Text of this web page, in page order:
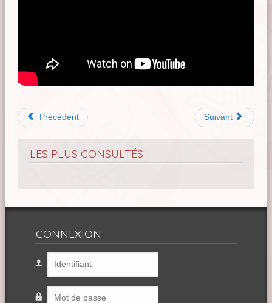
Précédent Suivant
LES PLUS CONSULTÉS
CONNEXION